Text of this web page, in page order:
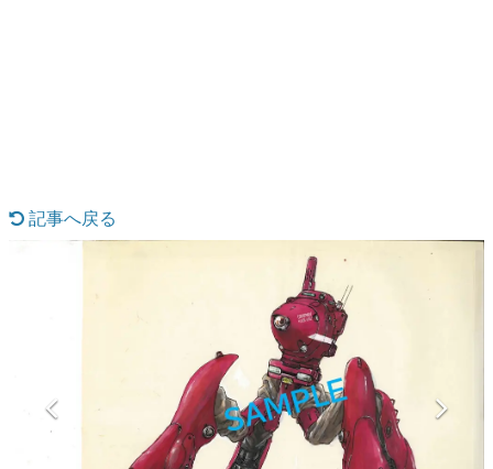
です。
「経験値」「裏技」「ラスボス」… ゲームにまつわる言葉
の起源や用法の変遷を、コンピューター文化史研究家・タ
特集記事
記事へ戻る